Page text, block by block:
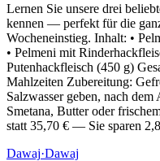
Lernen Sie unsere drei
kennen — perfekt für die
Wocheneinstieg. Inhalt: •
• Pelmeni mit
Putenhackfleisch (450 g)
Mahlzeiten Zubereitung:
Salzwasser geben, nach
Smetana, Butter oder
statt 35,70 € — Sie sparen
Dawaj·Dawaj